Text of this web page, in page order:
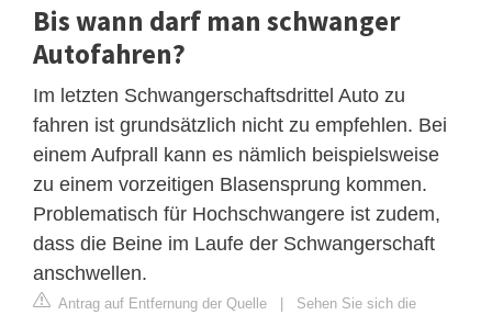
Bis wann darf man schwanger
Autofahren?
Im letzten Schwangerschaftsdrittel Auto zu
fahren ist grundsätzlich nicht zu empfehlen. Bei
einem Aufprall kann es nämlich beispielsweise
zu einem vorzeitigen Blasensprung kommen.
Problematisch für Hochschwangere ist zudem,
dass die Beine im Laufe der Schwangerschaft
anschwellen.
Antrag auf Entfernung der Quelle | Sehen Sie sich die